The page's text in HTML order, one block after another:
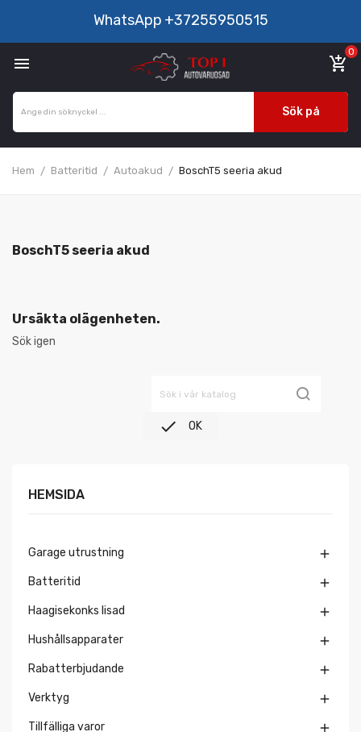
WhatsApp +37255950515
 add_shopping_cart
0
Sök på
Hem Batteritid Autoakud BoschT5 seeria akud
BoschT5 seeria akud
Ursäkta olägenheten.
Sök igen
 OK
HEMSIDA
Garage utrustning 
Batteritid 
Haagisekonks lisad 
Hushållsapparater 
Rabatterbjudande 
Verktyg 
Tillfälliga varor 